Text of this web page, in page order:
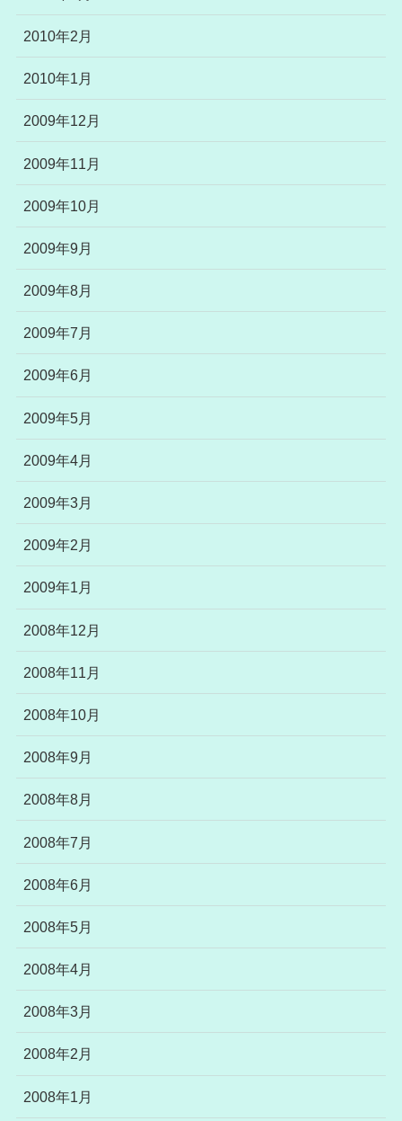
2010年2月
2010年1月
2009年12月
2009年11月
2009年10月
2009年9月
2009年8月
2009年7月
2009年6月
2009年5月
2009年4月
2009年3月
2009年2月
2009年1月
2008年12月
2008年11月
2008年10月
2008年9月
2008年8月
2008年7月
2008年6月
2008年5月
2008年4月
2008年3月
2008年2月
2008年1月